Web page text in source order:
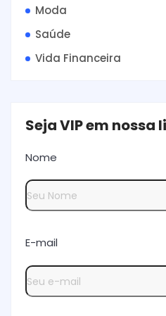
Moda
Saúde
Vida Financeira
Seja VIP em nossa
Nome
E-mail